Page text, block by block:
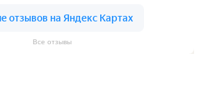
Все отзывы